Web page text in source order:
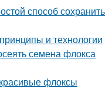
способ сохранить
и технологии
семена флокса
флоксы